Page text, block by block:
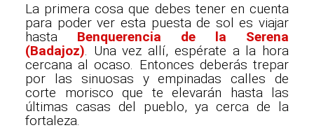
La primera cosa que debes tener en cuenta
para poder ver esta puesta de sol es viajar
hasta Benquerencia de la Serena
(Badajoz). Una vez allí, espérate a la hora
cercana al ocaso. Entonces deberás trepar
por las sinuosas y empinadas calles de
corte morisco que te elevarán hasta las
últimas casas del pueblo, ya cerca de la
fortaleza.